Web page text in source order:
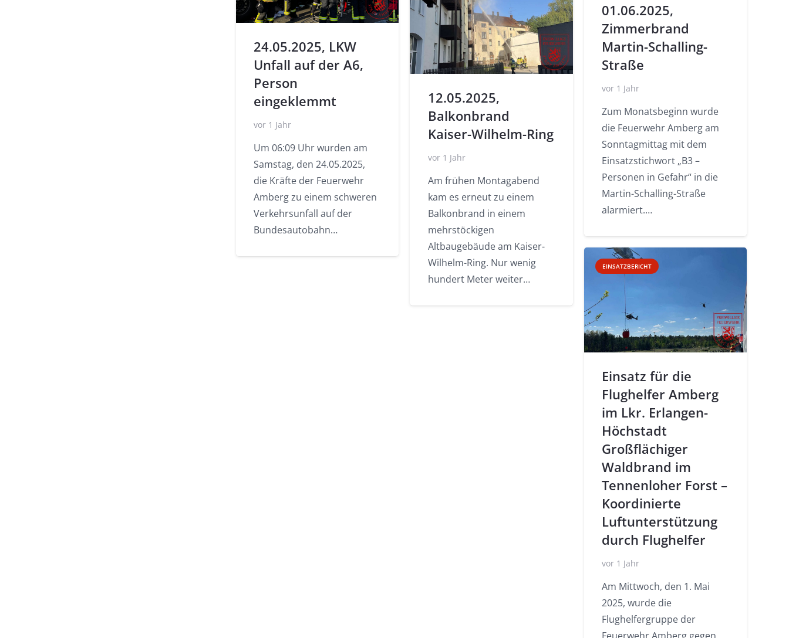
01.06.2025,
Zimmerbrand
Martin-Schalling-
Straße
vor 1 Jahr
Zum Monatsbeginn wurde
die Feuerwehr Amberg am
Sonntagmittag mit dem
Einsatzstichwort „B3 –
Personen in Gefahr“ in die
Martin-Schalling-Straße
alarmiert.…
24.05.2025, LKW
Unfall auf der A6,
Person
eingeklemmt
vor 1 Jahr
Um 06:09 Uhr wurden am
Samstag, den 24.05.2025,
die Kräfte der Feuerwehr
Amberg zu einem schweren
Verkehrsunfall auf der
Bundesautobahn…
12.05.2025,
Balkonbrand
Kaiser-Wilhelm-Ring
vor 1 Jahr
Am frühen Montagabend
kam es erneut zu einem
Balkonbrand in einem
mehrstöckigen
Altbaugebäude am Kaiser-
Wilhelm-Ring. Nur wenig
hundert Meter weiter…
EINSATZBERICHT
Einsatz für die
Flughelfer Amberg
im Lkr. Erlangen-
Höchstadt
Großflächiger
Waldbrand im
Tennenloher Forst –
Koordinierte
Luftunterstützung
durch Flughelfer
vor 1 Jahr
Am Mittwoch, den 1. Mai
2025, wurde die
Flughelfergruppe der